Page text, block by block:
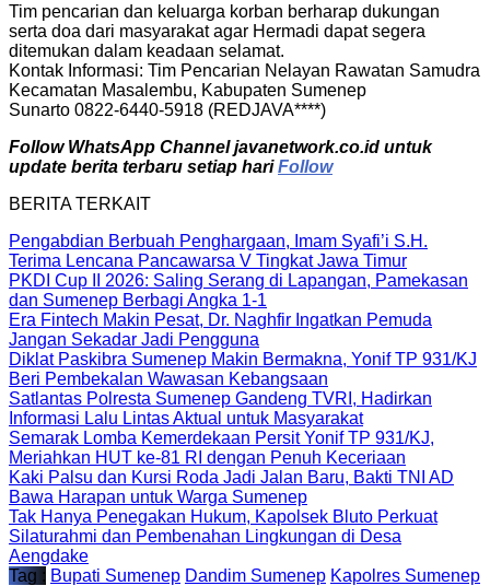
Tim pencarian dan keluarga korban berharap dukungan
serta doa dari masyarakat agar Hermadi dapat segera
ditemukan dalam keadaan selamat.
Kontak Informasi: Tim Pencarian Nelayan Rawatan Samudra
Kecamatan Masalembu, Kabupaten Sumenep
Sunarto 0822-6440-5918 (REDJAVA****)
Follow WhatsApp Channel javanetwork.co.id untuk
update berita terbaru setiap hariFollow
BERITA TERKAIT
Pengabdian Berbuah Penghargaan, Imam Syafi’i S.H.
Terima Lencana Pancawarsa V Tingkat Jawa Timur
PKDI Cup II 2026: Saling Serang di Lapangan, Pamekasan
dan Sumenep Berbagi Angka 1-1
Era Fintech Makin Pesat, Dr. Naghfir Ingatkan Pemuda
Jangan Sekadar Jadi Pengguna
Diklat Paskibra Sumenep Makin Bermakna, Yonif TP 931/KJ
Beri Pembekalan Wawasan Kebangsaan
Satlantas Polresta Sumenep Gandeng TVRI, Hadirkan
Informasi Lalu Lintas Aktual untuk Masyarakat
Semarak Lomba Kemerdekaan Persit Yonif TP 931/KJ,
Meriahkan HUT ke-81 RI dengan Penuh Keceriaan
Kaki Palsu dan Kursi Roda Jadi Jalan Baru, Bakti TNI AD
Bawa Harapan untuk Warga Sumenep
Tak Hanya Penegakan Hukum, Kapolsek Bluto Perkuat
Silaturahmi dan Pembenahan Lingkungan di Desa
Aengdake
Tag : Bupati Sumenep Dandim Sumenep Kapolres Sumenep